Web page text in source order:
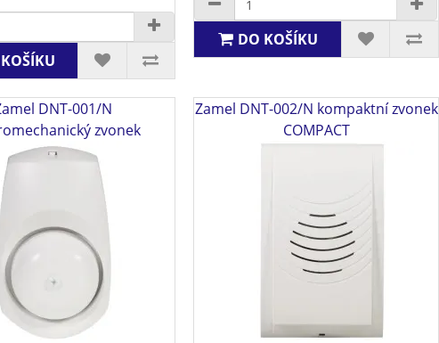
DO KOŠÍKU
DNT-001/N
zvonek
Zamel DNT-002/N kompaktní zvonek
COMPACT